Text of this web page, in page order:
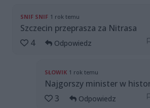
SNIF SNIF 1 rok temu
Szczecin przeprasza za Nitrasa
4
Odpowiedz
SŁOWIK 1 rok temu
Najgorszy minister w
3
Odpowiedz